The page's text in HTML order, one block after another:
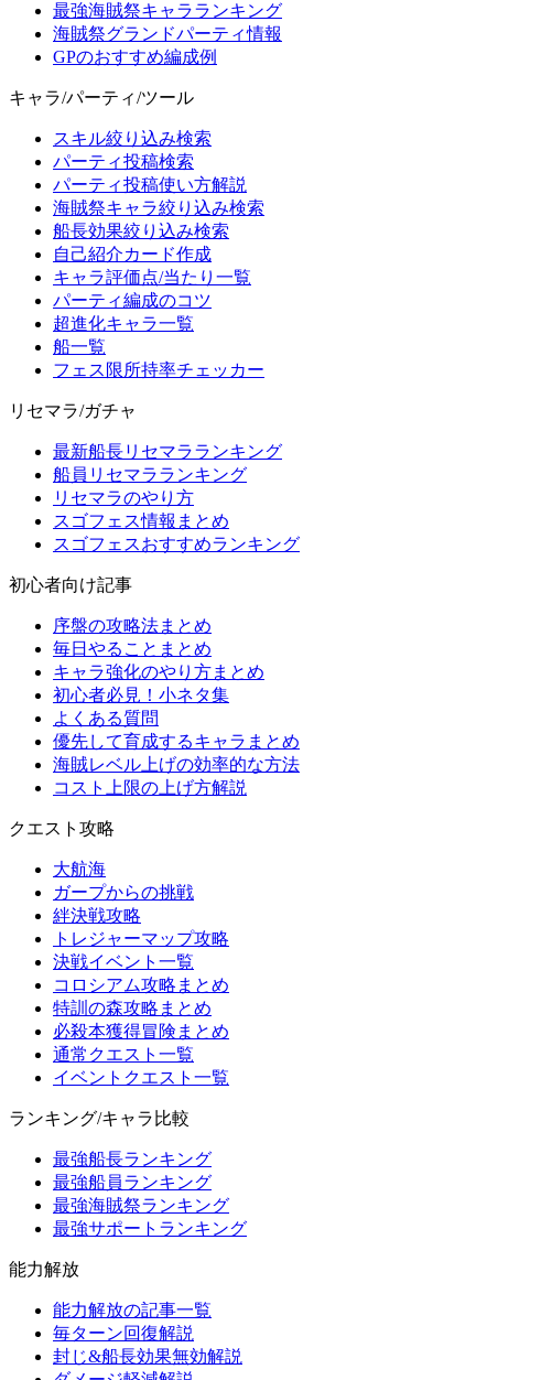
最強海賊祭キャラランキング
海賊祭グランドパーティ情報
GPのおすすめ編成例
キャラ/パーティ/ツール
スキル絞り込み検索
パーティ投稿検索
パーティ投稿使い方解説
海賊祭キャラ絞り込み検索
船長効果絞り込み検索
自己紹介カード作成
キャラ評価点/当たり一覧
パーティ編成のコツ
超進化キャラ一覧
船一覧
フェス限所持率チェッカー
リセマラ/ガチャ
最新船長リセマラランキング
船員リセマラランキング
リセマラのやり方
スゴフェス情報まとめ
スゴフェスおすすめランキング
初心者向け記事
序盤の攻略法まとめ
毎日やることまとめ
キャラ強化のやり方まとめ
初心者必見！小ネタ集
よくある質問
優先して育成するキャラまとめ
海賊レベル上げの効率的な方法
コスト上限の上げ方解説
クエスト攻略
大航海
ガープからの挑戦
絆決戦攻略
トレジャーマップ攻略
決戦イベント一覧
コロシアム攻略まとめ
特訓の森攻略まとめ
必殺本獲得冒険まとめ
通常クエスト一覧
イベントクエスト一覧
ランキング/キャラ比較
最強船長ランキング
最強船員ランキング
最強海賊祭ランキング
最強サポートランキング
能力解放
能力解放の記事一覧
毎ターン回復解説
封じ&船長効果無効解説